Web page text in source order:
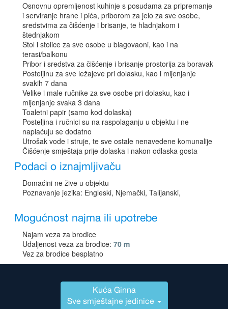
Osnovnu opremljenost kuhinje s posudama za pripremanje
i serviranje hrane i pića, priborom za jelo za sve osobe,
sredstvima za čišćenje i brisanje, te hladnjakom i
štednjakom
Stol i stolice za sve osobe u blagovaoni, kao i na
terasi/balkonu
Pribor i sredstva za čišćenje i brisanje prostorija za boravak
Posteljinu za sve ležajeve pri dolasku, kao i mijenjanje
svakih 7 dana
Velike i male ručnike za sve osobe pri dolasku, kao i
mijenjanje svaka 3 dana
Toaletni papir (samo kod dolaska)
Posteljina i ručnici su na raspolaganju u objektu i ne
naplaćuju se dodatno
Utrošak vode i struje, te sve ostale nenavedene komunalije
Čišćenje smještaja prije dolaska i nakon odlaska gosta
Podaci o iznajmljivaču
Domaćini ne žive u objektu
Poznavanje jezika: Engleski, Njemački, Talijanski,
Mogućnost najma ili upotrebe
Najam veza za brodice
Udaljenost veza za brodice: 70 m
Vez za brodice besplatno
Kuća Ginna
Sve smještajne jedinice